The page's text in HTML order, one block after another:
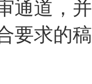
通道，
要求的